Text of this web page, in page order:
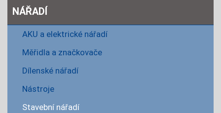
NÁŘADÍ
AKU a elektrické nářadí
Měřidla a značkovače
Dílenské nářadí
Nástroje
Stavební nářadí